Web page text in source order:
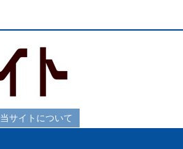
当サイトについて